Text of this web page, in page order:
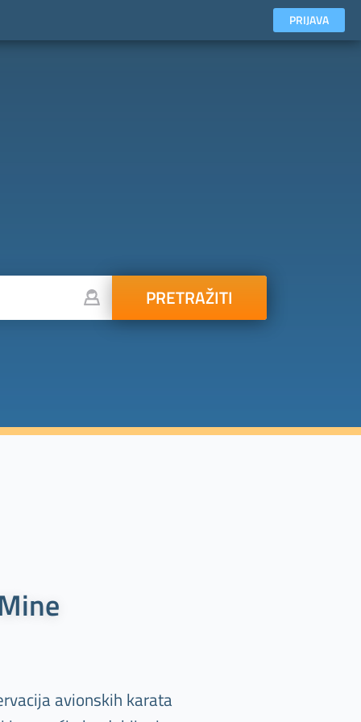
PRIJAVA
PRETRAŽITI
avionskih karata